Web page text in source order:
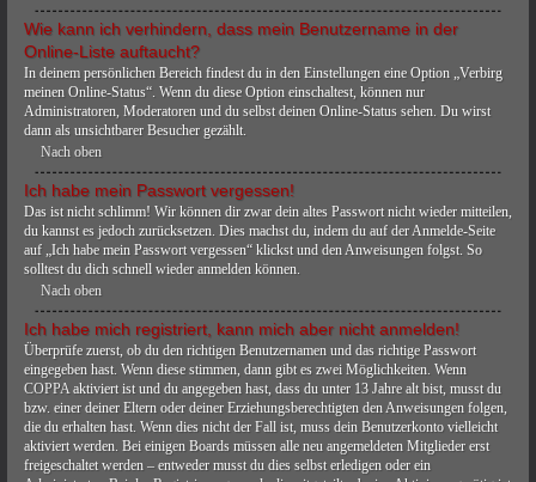
Wie kann ich verhindern, dass mein Benutzername in der
Online-Liste auftaucht?
In deinem persönlichen Bereich findest du in den Einstellungen eine Option „Verbirg
meinen Online-Status“. Wenn du diese Option einschaltest, können nur
Administratoren, Moderatoren und du selbst deinen Online-Status sehen. Du wirst
dann als unsichtbarer Besucher gezählt.
Nach oben
Ich habe mein Passwort vergessen!
Das ist nicht schlimm! Wir können dir zwar dein altes Passwort nicht wieder mitteilen,
du kannst es jedoch zurücksetzen. Dies machst du, indem du auf der Anmelde-Seite
auf „Ich habe mein Passwort vergessen“ klickst und den Anweisungen folgst. So
solltest du dich schnell wieder anmelden können.
Nach oben
Ich habe mich registriert, kann mich aber nicht anmelden!
Überprüfe zuerst, ob du den richtigen Benutzernamen und das richtige Passwort
eingegeben hast. Wenn diese stimmen, dann gibt es zwei Möglichkeiten. Wenn
COPPAaktiviert ist und du angegeben hast, dass du unter 13 Jahre alt bist, musst du
bzw. einer deiner Eltern oder deiner Erziehungsberechtigten den Anweisungen folgen,
die du erhalten hast. Wenn dies nicht der Fall ist, muss dein Benutzerkonto vielleicht
aktiviert werden. Bei einigen Boards müssen alle neu angemeldeten Mitglieder erst
freigeschaltet werden – entweder musst du dies selbst erledigen oder ein